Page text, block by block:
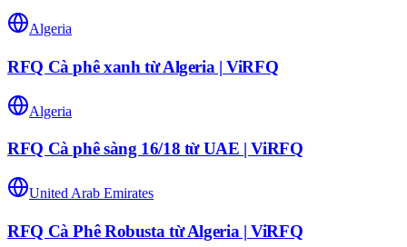
Algeria
RFQ Cà phê xanh từ Algeria | ViRFQ
Algeria
RFQ Cà phê sàng 16/18 từ UAE | ViRFQ
United Arab Emirates
RFQ Cà Phê Robusta từ Algeria | ViRFQ